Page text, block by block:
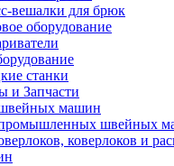
вешалки для брюк
оборудование
станки
и Запчасти
машин
швейных
коверлоков и